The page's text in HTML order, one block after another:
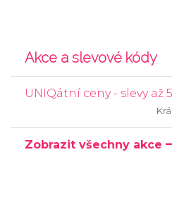
Akce a slevové kódy
UNIQátní ceny - slevy až
Zobrazit všechny akce